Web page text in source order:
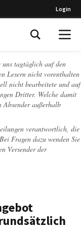
Login
tagtäglich auf den
Lesern nicht vorenthalten
nicht bearbeitete und auf
Dritter. Welche damit
Absender außerhalb
verantwortlich, die
Fragen dazu wenden Sie
Versender der